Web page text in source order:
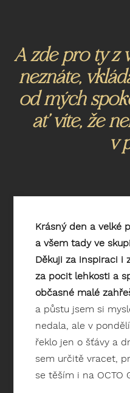
A zde pro ty z
neznáte,
od mých
ať víte, žev
Krásný den a velké
a všem tady ve
Děkuji za inspiraci i
za pocit lehkosti a
občasné malé
a půstu jsem si
nedala, ale v
řeklo jen o šťávy a
sem určitě vracet,
se těším i na OCTO